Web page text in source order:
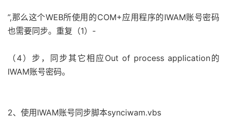
”,那么这个WEB所使用的COM+应用程序的IWAM账号密码
也需要同步。重复（1）-
（4）步，同步其它相应Out of process application的
IWAM账号密码。
2、使用IWAM账号同步脚本synciwam.vbs